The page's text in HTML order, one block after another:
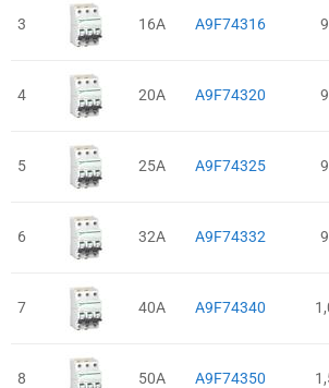
3 16A A9F74316
4 20A A9F74320
5 25A A9F74325
6 32A A9F74332
7 40A A9F74340
8 50A A9F74350